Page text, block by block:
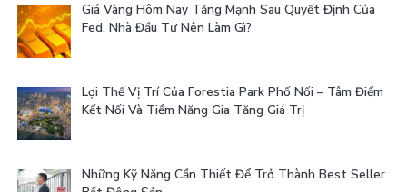
Giá Vàng Hôm Nay Tăng Mạnh Sau Quyết Định Của
Fed, Nhà Đầu Tư Nên Làm Gì?
Lợi Thế Vị Trí Của Forestia Park Phố Nối – Tâm Điểm
Kết Nối Và Tiềm Năng Gia Tăng Giá Trị
Những Kỹ Năng Cần Thiết Để Trở Thành Best Seller